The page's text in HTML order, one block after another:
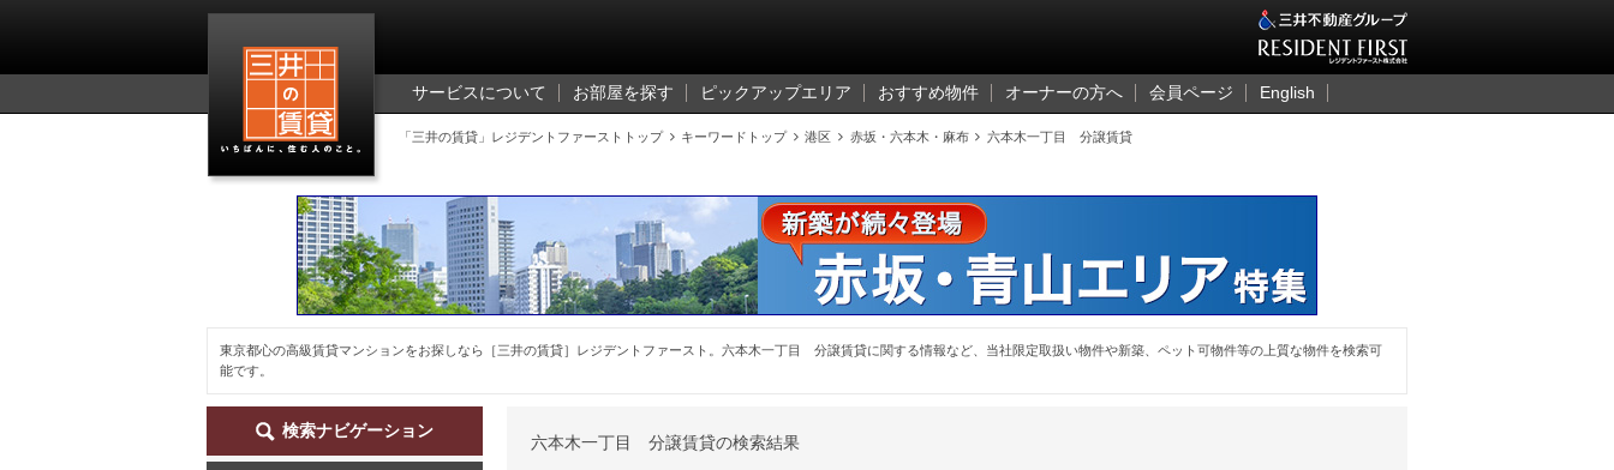
サービスについて お部屋を探す ピックアップエリア おすすめ物件 オーナーの方へ 会員ページ English
「三井の賃貸」レジデントファーストトップ  キーワードトップ  港区  赤坂・六本木・麻布  六本木一丁目 分譲賃貸
東京都心の高級賃貸マンションをお探しなら［三井の賃貸］レジデントファースト。六本木一丁目 分譲賃貸に関する情報など、当社限定取扱い物件や新築、ペット可物件等の上質な物件を検索可
能です。
六本木一丁目 分譲賃貸の検索結果
検索ナビゲーション